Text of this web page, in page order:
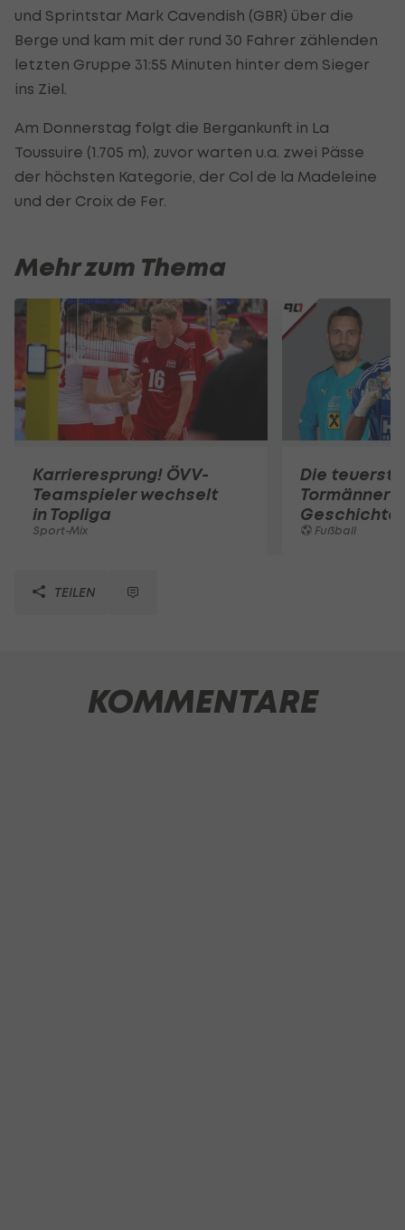
und Sprintstar Mark Cavendish (GBR) über die
Berge und kam mit der rund 30 Fahrer zählenden
letzten Gruppe 31:55 Minuten hinter dem Sieger
ins Ziel.
Am Donnerstag folgt die Bergankunft in La
Toussuire (1.705 m), zuvor warten u.a. zwei Pässe
der höchsten Kategorie, der Col de la Madeleine
und der Croix de Fer.
Mehr zum Thema
Karrieresprung! ÖVV-
Teamspieler wechselt
in Topliga
Sport-Mix
Die
Tormänner
Geschichte
Fußball
TEILEN
KOMMENTARE